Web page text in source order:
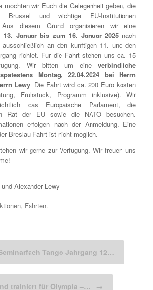
mochten wir Euch die Gelegenheit geben, die
Brussel und wichtige EU-Institutionen
Aus diesem Grund organisieren wir eine
13. Januar bis zum 16. Januar 2025 nach
an den kunftigen 11. und den
richtet. Fur die Fahrt stehen uns ca. 15
Wir bitten um eine verbindliche
spatestens Montag, 22.04.2024 bei Herrn
Lewy. Die Fahrt wird ca. 200 Euro kosten
Fruhstuck, Programm inklusive). Wir
das Europaische Parlament, die
Rat der EU sowie die NATO besuchen.
erfolgen nach der Anmeldung. Eine
Breslau-Fahrt ist nicht moglich.
wir gerne zur Verfugung. Wir freuen uns
Alexander Lewy
, Fahrten.
Tango Jahrgang 12…
trainiert für Olympia –… →